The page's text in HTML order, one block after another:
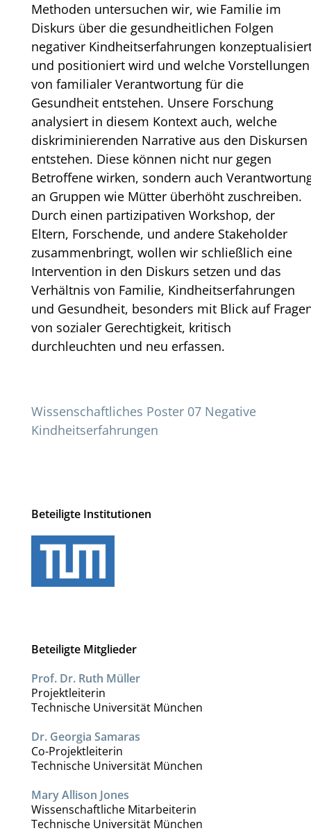
Beteiligte Institutionen
Beteiligte Mitglieder
Prof. Dr. Ruth Müller
Projektleiterin
Technische Universität München
Dr. Georgia Samaras
Co-Projektleiterin
Technische Universität München
Mary Allison Jones
Wissenschaftliche Mitarbeiterin
Technische Universität München
Methoden untersuchen wir, wie Familie im
Diskurs über die gesundheitlichen Folgen
negativer Kindheitserfahrungen
und positioniert wird und welche Vorstellungen
von familialer Verantwortung für die
Gesundheit entstehen. Unsere Forschung
analysiert in diesem Kontext auch, welche
diskriminierenden Narrative aus den Diskursen
entstehen. Diese können nicht nur gegen
Betroffene wirken, sondern auch
an Gruppen wie Mütter überhöht zuschreiben.
Durch einen partizipativen Workshop, der
Eltern, Forschende, und andere Stakeholder
zusammenbringt, wollen wir schließlich eine
Intervention in den Diskurs setzen und das
Verhältnis von Familie, Kindheitserfahrungen
und Gesundheit, besonders mit Blick auf
von sozialer Gerechtigkeit, kritisch
durchleuchten und neu erfassen.
Wissenschaftliches Poster 07 Negative
Kindheitserfahrungen